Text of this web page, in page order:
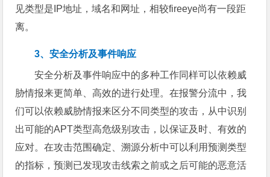
见类型是IP地址，域名和网址，相较fireeye尚有一段距
离。
3、安全分析及事件响应
安全分析及事件响应中的多种工作同样可以依赖威
胁情报来更简单、高效的进行处理。在报警分流中，我
们可以依赖威胁情报来区分不同类型的攻击，从中识别
出可能的APT类型高危级别攻击，以保证及时、有效的
应对。在攻击范围确定、溯源分析中可以利用预测类型
的指标，预测已发现攻击线索之前或之后可能的恶意活